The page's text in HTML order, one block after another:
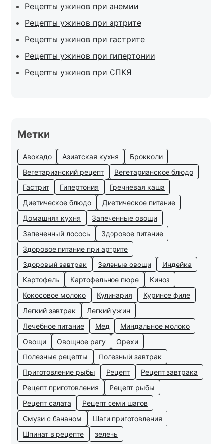
Рецепты ужинов при анемии
Рецепты ужинов при артрите
Рецепты ужинов при гастрите
Рецепты ужинов при гипертонии
Рецепты ужинов при СПКЯ
Метки
Авокадо Азиатская кухня
Брокколи
Вегетарианский рецепт
Вегетарианское блюдо
Гастрит
Гипертония
Гречневая каша
Диетическое блюдо
Диетическое питание
Домашняя кухня
Запеченные овощи
Запеченный лосось
Здоровое питание
Здоровое питание при артрите
Здоровый завтрак
Зеленые овощи
Индейка
Картофель
Картофельное пюре
Киноа
Кокосовое молоко
Кулинария
Куриное филе
Легкий завтрак
Легкий ужин
Лечебное питание
Мед
Миндальное молоко
Овощи
Овощное рагу
Орехи
Полезные рецепты
Полезный завтрак
Приготовление рыбы
Рецепт
Рецепт завтрака
Рецепт приготовления
Рецепт рыбы
Рецепт салата
Рецепт семи шагов
Смузи с бананом
Шаги приготовления
Шпинат в рецепте
зелень